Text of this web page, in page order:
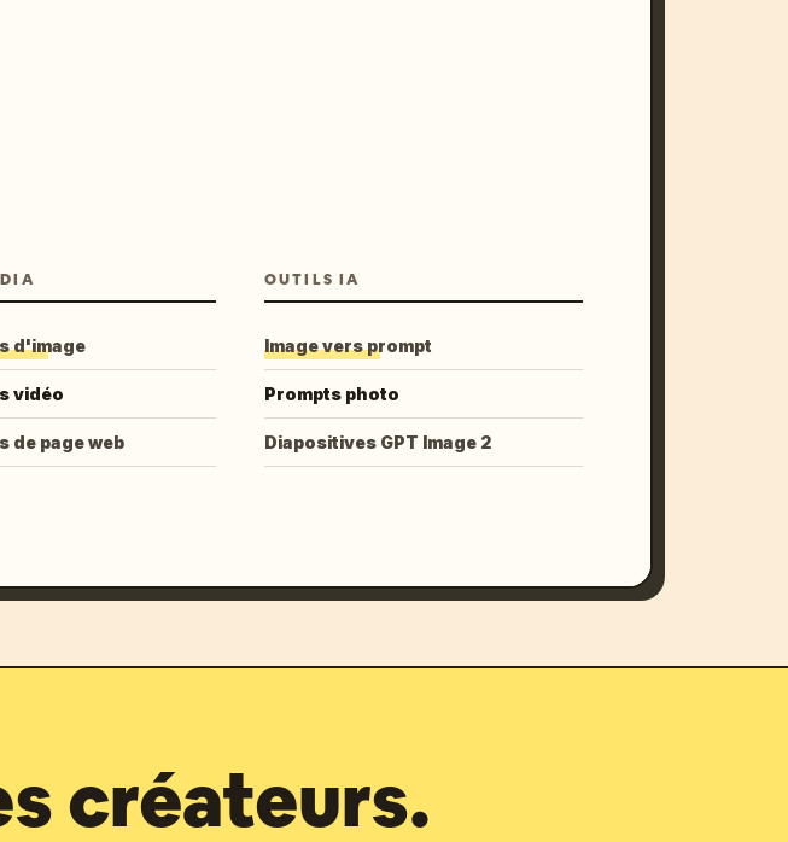
d'image
vidéo
de page web
OUTILS IA
Image vers prompt
Prompts photo
Diapositives GPT Image 2
créateurs.